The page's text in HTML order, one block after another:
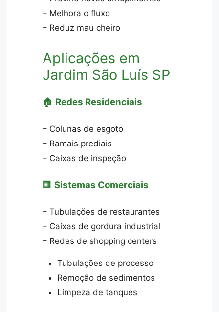
– Melhora o fluxo
– Reduz mau cheiro
Aplicações em
Jardim São Luís SP
🏠 Redes Residenciais
– Colunas de esgoto
– Ramais prediais
– Caixas de inspeção
🏢 Sistemas Comerciais
– Tubulações de restaurantes
– Caixas de gordura industrial
– Redes de shopping centers
Tubulações de processo
Remoção de sedimentos
Limpeza de tanques